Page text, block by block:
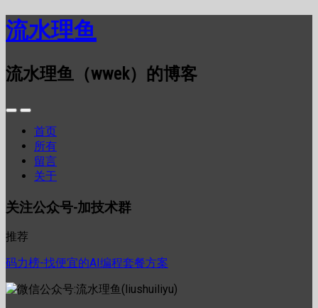
流水理鱼
流水理鱼（wwek）的博客
首页
所有
留言
关于
关注公众号-加技术群
推荐
码力榜-找便宜的AI编程套餐方案